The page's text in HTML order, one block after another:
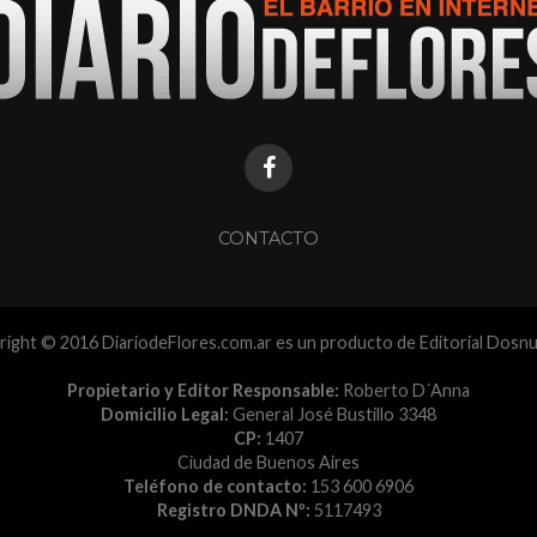
CONTACTO
© 2016 DiariodeFlores.com.ar es un producto de Editorial
Propietario y Editor Responsable: Roberto D´Anna
Domicilio Legal: General José Bustillo 3348
CP: 1407
Ciudad de Buenos Aires
Teléfono de contacto: 153 600 6906
Registro DNDA Nº: 5117493